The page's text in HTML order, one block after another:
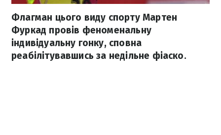
Флагман цього виду спорту Мартен
Фуркад провів феноменальну
індивідуальну гонку, сповна
реабілітувавшись за недільне фіаско.